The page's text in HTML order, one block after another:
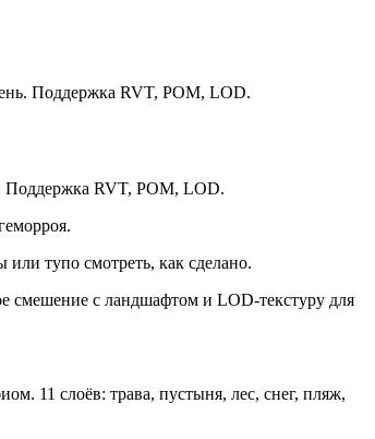
Поддержка RVT, POM, LOD.
Поддержка RVT, POM, LOD.
тупо смотреть, как сделано.
смешение с ландшафтом и LOD-текстуру для
11 слоёв: трава, пустыня, лес, снег, пляж,